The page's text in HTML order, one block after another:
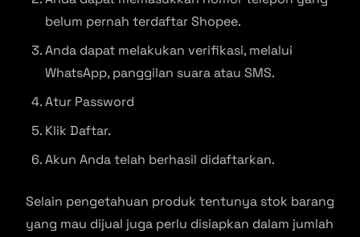
belum pernah terdaftar Shopee.
Anda dapat melakukan verifikasi, melalui
WhatsApp, panggilan suara atau SMS.
Atur Password
Klik Daftar.
Akun Anda telah berhasil didaftarkan.
Selain pengetahuan produk tentunya stok barang
yang mau dijual juga perlu disiapkan dalam jumlah